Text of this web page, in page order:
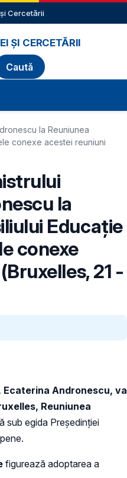
Cercetării
ȘI CERCETĂRII
la Reuniunea
conexe acestei reuniuni
la
Educație
conexe
21 -
Andronescu, va
Reuniunea
sub egida Președinției
figurează adoptarea a